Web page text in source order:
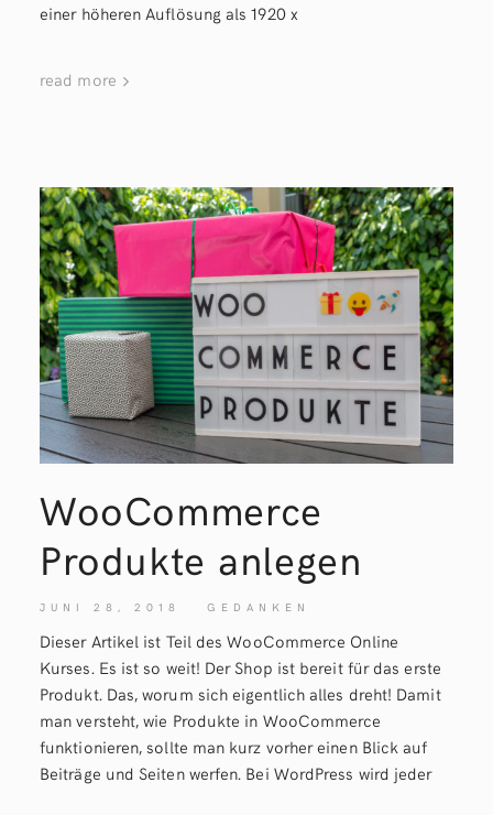
einer höheren Auflösung als 1920 x
read more
WooCommerce
Produkte anlegen
JUNI 28, 2018 GEDANKEN
Dieser Artikel ist Teil des WooCommerce Online
Kurses. Es ist so weit! Der Shop ist bereit für das erste
Produkt. Das, worum sich eigentlich alles dreht! Damit
man versteht, wie Produkte in WooCommerce
funktionieren, sollte man kurz vorher einen Blick auf
Beiträge und Seiten werfen. Bei WordPress wird jeder